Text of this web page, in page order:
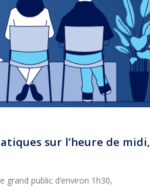
sur l’heure de midi,
public d’environ 1h30,